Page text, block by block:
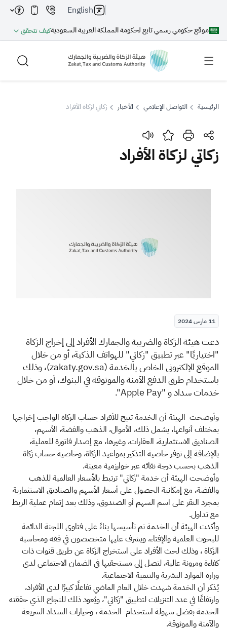
موقع حكومي رسمي تابع لحكومة المملكة العربية السعوديةكيف تتحقق
English
بحث
بحث
التصرفات العقارية
الرئيسية التواصل الإعلامي الأخبار زكاتي لزكاة الأفراد
زكاتي لزكاة الأفراد
11 مارس 2024
​​​دعت هيئة الزكاة والضريبة والجمارك الأفراد إلى إخراج الزكاة
"اختياريًا" عبر تطبيق "زكاتي" للهواتف الذكية، أو من خلال
الموقع الإلكتروني الخاص بالخدمة (zakaty.gov.sa)، وذلك
باستخدام طرق الدفع الآمنة والموثوقة في البنوك، أو من خلال
خدمات سداد و "Apple Pay".
وأوضحت الهيئة أن الخدمة تتيح للأفراد حساب الزكاة الواجب إخراجها
بمختلف أنواعها، يشمل ذلك، الأموال، الذهب والفضة، الأسهم،
الصناديق الاستثمارية، العقارات، وغيرها، مع إصدار فاتورة للعملية،
بالإضافة إلى توفر خاصية التذكير بمواعيد الزكاة، وخاصية حساب زكاة
الذهب بحسب درجة نقائه عبر خوارزمية معينة.
وأوضحت الهيئة أن خدمة "زكاتي" ترتبط بالأسعار العالمية للذهب
والفضة، مع إمكانية الحصول على أسعار الأسهم والصناديق الاستثمارية
بمجرد النقر على اسم السهم أو الصندوق، وذلك بعد إتمام عملية الربط
مع تداول.
وأكدت الهيئة أن الخدمة تم تأسيسها بناءً على فتاوى اللجنة الدائمة
للبحوث العلمية والإفتاء، ويشرف عليها متخصصون في فقه ومحاسبة
الزكاة ، وذلك لحث الأفراد على استخراج الزكاة عن طريق قنوات ذات
كفاءة ومرونة عالية، لتصل إلى مستحقيها في الضمان الاجتماعي لدى
وزارة الموارد البشرية والتنمية الاجتماعية.
يُذكر أن الخدمة شهدت خلال العام الماضي تفاعلًا كبيرًا لدى الأفراد،
وارتفاعًا في عدد التنزيلات لتطبيق "زكاتي"، ويُعود ذلك للنجاح الذي حققته
الخدمة بفضل سهولة استخدام الخدمة ، وخيارات السداد السريعة
والآمنة والموثوقة.